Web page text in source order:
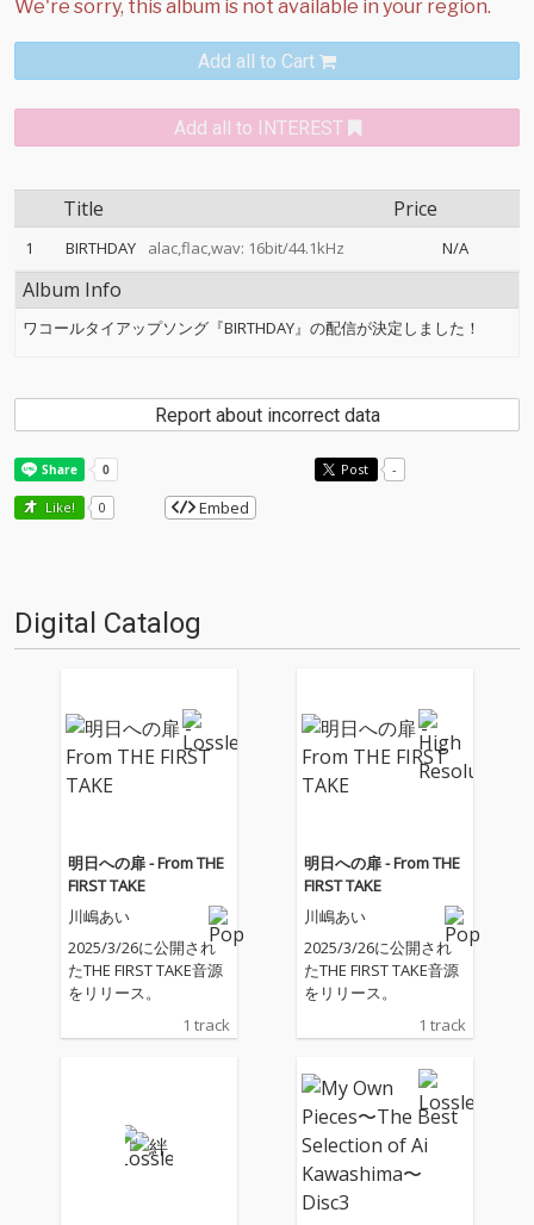
Add all to Cart
Add all to INTEREST
Title Price
1 BIRTHDAY alac,flac,wav: 16bit/44.1kHz N/A
Album Info
ワコールタイアップソング『BIRTHDAY』の配信が決定しました！
Report about incorrect data
Post -
Like! 0 Embed
Digital Catalog
明日への扉 - From THE
FIRST TAKE
川嶋あい
2025/3/26に公開され
たTHE FIRST TAKE音源
をリリース。
1 track
明日への扉 - From THE
FIRST TAKE
川嶋あい
2025/3/26に公開され
たTHE FIRST TAKE音源
をリリース。
1 track